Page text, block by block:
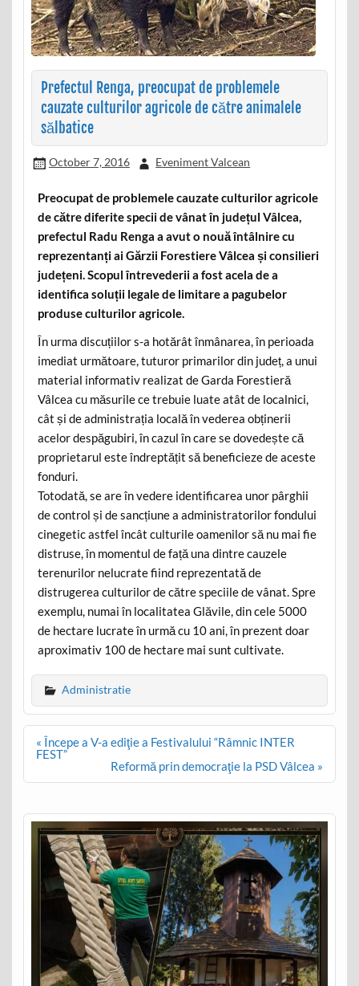
Prefectul Renga, preocupat de problemele
cauzate culturilor agricole de către animalele
sălbatice
October 7, 2016 Eveniment Valcean
Preocupat de problemele cauzate culturilor agricole
de către diferite specii de vânat în județul Vâlcea,
prefectul Radu Renga a avut o nouă întâlnire cu
reprezentanți ai Gărzii Forestiere Vâlcea și consilieri
județeni. Scopul întrevederii a fost acela de a
identifica soluții legale de limitare a pagubelor
produse culturilor agricole.
În urma discuțiilor s-a hotărât înmânarea, în perioada
imediat următoare, tuturor primarilor din județ, a unui
material informativ realizat de Garda Forestieră
Vâlcea cu măsurile ce trebuie luate atât de localnici,
cât și de administrația locală în vederea obținerii
acelor despăgubiri, în cazul în care se dovedește că
proprietarul este îndreptățit să beneficieze de aceste
fonduri.
Totodată, se are în vedere identificarea unor pârghii
de control și de sancțiune a administratorilor fondului
cinegetic astfel încât culturile oamenilor să nu mai fie
distruse, în momentul de față una dintre cauzele
terenurilor nelucrate fiind reprezentată de
distrugerea culturilor de către speciile de vânat. Spre
exemplu, numai în localitatea Glăvile, din cele 5000
de hectare lucrate în urmă cu 10 ani, în prezent doar
aproximativ 100 de hectare mai sunt cultivate.
Administratie
Post
navigation
« Începe a V-a ediţie a Festivalului “Râmnic INTER
FEST”
Reformă prin democraţie la PSD Vâlcea »